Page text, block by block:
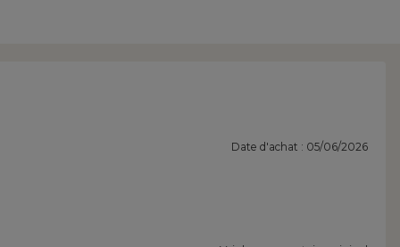
Date d'achat : 05/06/2026